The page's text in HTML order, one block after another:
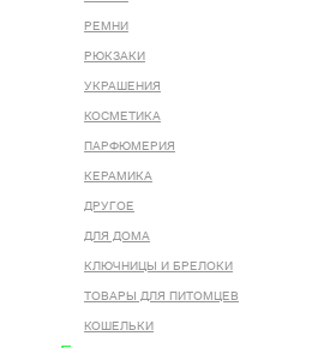
РЕМНИ
РЮКЗАКИ
УКРАШЕНИЯ
КОСМЕТИКА
ПАРФЮМЕРИЯ
КЕРАМИКА
ДРУГОЕ
ДЛЯ ДОМА
КЛЮЧНИЦЫ И БРЕЛОКИ
ТОВАРЫ ДЛЯ ПИТОМЦЕВ
КОШЕЛЬКИ